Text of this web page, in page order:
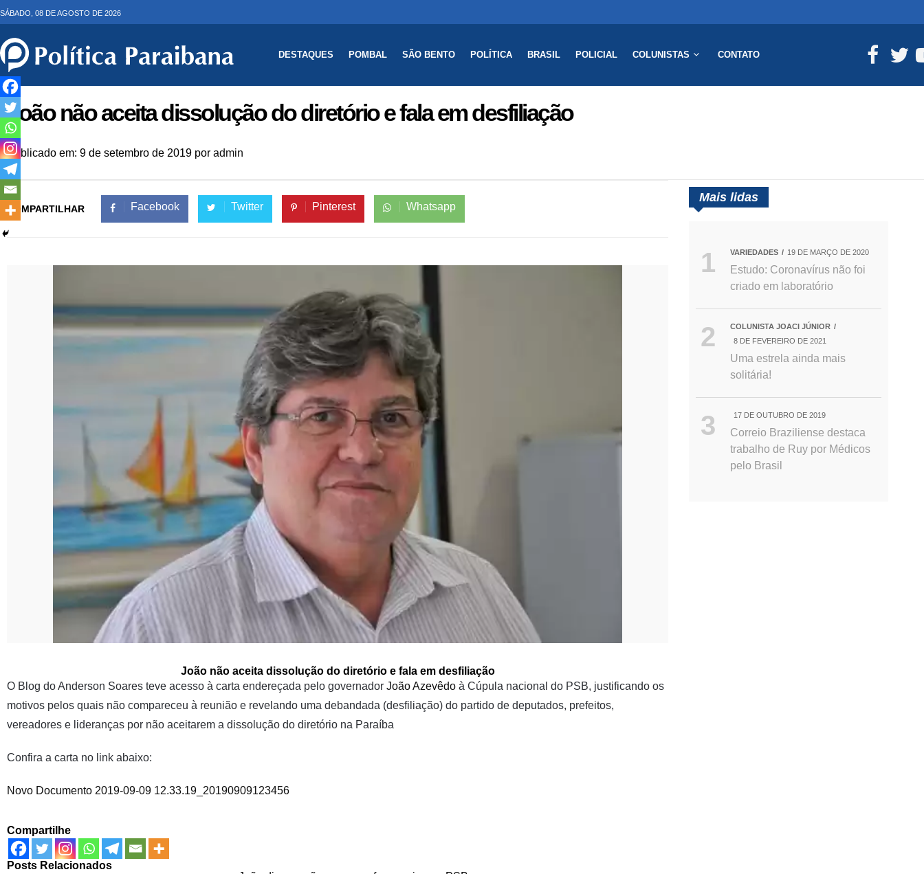
SÁBADO, 08 DE AGOSTO DE 2026
DESTAQUES POMBAL SÃO BENTO POLÍTICA BRASIL POLICIAL COLUNISTAS CONTATO
João não aceita dissolução do diretório e fala em desfiliação
Publicado em: 9 de setembro de 2019 por admin
COMPARTILHAR Facebook Twitter Pinterest Whatsapp
João não aceita dissolução do diretório e fala em desfiliação
O Blog do Anderson Soares teve acesso à carta endereçada pelo governador João Azevêdo à Cúpula nacional do PSB, justificando os
motivos pelos quais não compareceu à reunião e revelando uma debandada (desfiliação) do partido de deputados, prefeitos,
vereadores e lideranças por não aceitarem a dissolução do diretório na Paraíba
Confira a carta no link abaixo:
Novo Documento 2019-09-09 12.33.19_20190909123456
Compartilhe
Posts Relacionados
Mais lidas
VARIEDADES 19 DE MARÇO DE 2020
Estudo: Coronavírus não foi
criado em laboratório
COLUNISTA JOACI JÚNIOR
8 DE FEVEREIRO DE 2021
Uma estrela ainda mais
solitária!
17 DE OUTUBRO DE 2019
Correio Braziliense destaca
trabalho de Ruy por Médicos
pelo Brasil